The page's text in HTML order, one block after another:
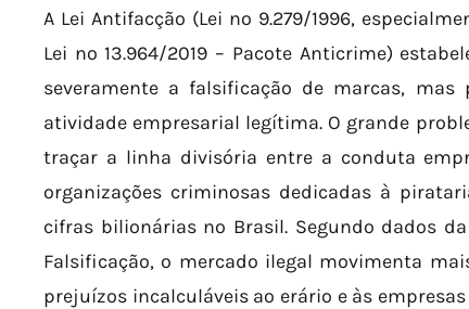
A Lei Antifacção (Lei nº 9.279/1996,
Lei nº 13.964/2019 – Pacote Anticrime)
severamente a falsificação de marcas,
atividade empresarial legítima. O grande
traçar a linha divisória entre a conduta
organizações criminosas dedicadas à
cifras bilionárias no Brasil. Segundo dados
Falsificação, o mercado ilegal movimenta
prejuízos incalculáveis ao erário e às